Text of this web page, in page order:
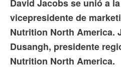
David Jacobs se unió a
vicepresidente de
Nutrition North America.
Dusangh, presidente
Nutrition North America.